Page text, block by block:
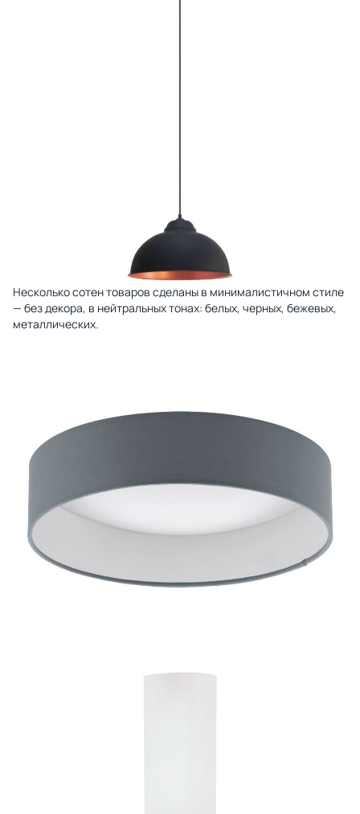
Несколько сотен товаров сделаны в минималистичном стиле
— без декора, в нейтральных тонах: белых, черных, бежевых,
металлических.